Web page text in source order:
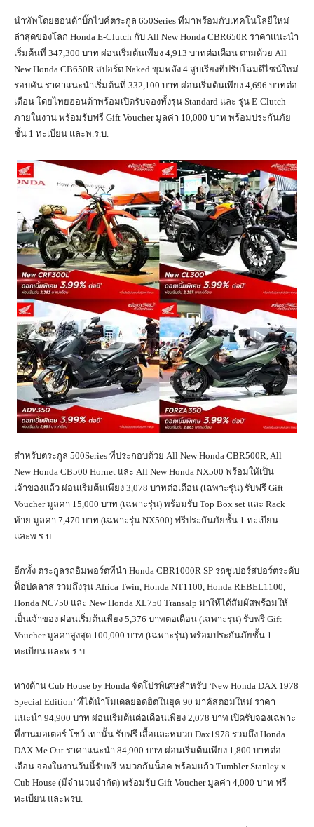
นำทัพโดยฮอนด้าบิ๊กไบค์ตระกูล 650Series ที่มาพร้อมกับเทคโนโลยีใหม่
ล่าสุดของโลก Honda E-Clutch กับ All New Honda CBR650R ราคาแนะนำ
เริ่มต้นที่ 347,300 บาท ผ่อนเริ่มต้นเพียง 4,913 บาทต่อเดือน ตามด้วย All
New Honda CB650R สปอร์ต Naked ขุมพลัง 4 สูบเรียงที่ปรับโฉมดีไซน์ใหม่
รอบคัน ราคาแนะนำเริ่มต้นที่ 332,100 บาท ผ่อนเริ่มต้นเพียง 4,696 บาทต่อ
เดือน โดยไทยฮอนด้าพร้อมเปิดรับจองทั้งรุ่น Standard และ รุ่น E-Clutch
ภายในงาน พร้อมรับฟรี Gift Voucher มูลค่า 10,000 บาท พร้อมประกันภัย
ชั้น 1 ทะเบียน และพ.ร.บ.
สำหรับตระกูล 500Series ที่ประกอบด้วย All New Honda CBR500R, All
New Honda CB500 Hornet และ All New Honda NX500 พร้อมให้เป็น
เจ้าของแล้ว ผ่อนเริ่มต้นเพียง 3,078 บาทต่อเดือน (เฉพาะรุ่น) รับฟรี Gift
Voucher มูลค่า 15,000 บาท (เฉพาะรุ่น) พร้อมรับ Top Box set และ Rack
ท้าย มูลค่า 7,470 บาท (เฉพาะรุ่น NX500) ฟรีประกันภัยชั้น 1 ทะเบียน
และพ.ร.บ.
อีกทั้ง ตระกูลรถอิมพอร์ตที่นำ Honda CBR1000R SP รถซูเปอร์สปอร์ตระดับ
ท็อปคลาส รวมถึงรุ่น Africa Twin, Honda NT1100, Honda REBEL1100,
Honda NC750 และ New Honda XL750 Transalp มาให้ได้สัมผัสพร้อมให้
เป็นเจ้าของ ผ่อนเริ่มต้นเพียง 5,376 บาทต่อเดือน (เฉพาะรุ่น) รับฟรี Gift
Voucher มูลค่าสูงสุด 100,000 บาท (เฉพาะรุ่น) พร้อมประกันภัยชั้น 1
ทะเบียน และพ.ร.บ.
ทางด้าน Cub House by Honda จัดโปรพิเศษสำหรับ ‘New Honda DAX 1978
Special Edition’ ที่ได้นำโมเดลยอดฮิตในยุค 90 มาคัสตอมใหม่ ราคา
แนะนำ 94,900 บาท ผ่อนเริ่มต้นต่อเดือนเพียง 2,078 บาท เปิดรับจองเฉพาะ
ที่งานมอเตอร์ โชว์ เท่านั้น รับฟรี เสื้อและหมวก Dax1978 รวมถึง Honda
DAX Me Out ราคาแนะนำ 84,900 บาท ผ่อนเริ่มต้นเพียง 1,800 บาทต่อ
เดือน จองในงานวันนี้รับฟรี หมวกกันน็อค พร้อมแก้ว Tumbler Stanley x
Cub House (มีจำนวนจำกัด) พร้อมรับ Gift Voucher มูลค่า 4,000 บาท ฟรี
ทะเบียน และพรบ.